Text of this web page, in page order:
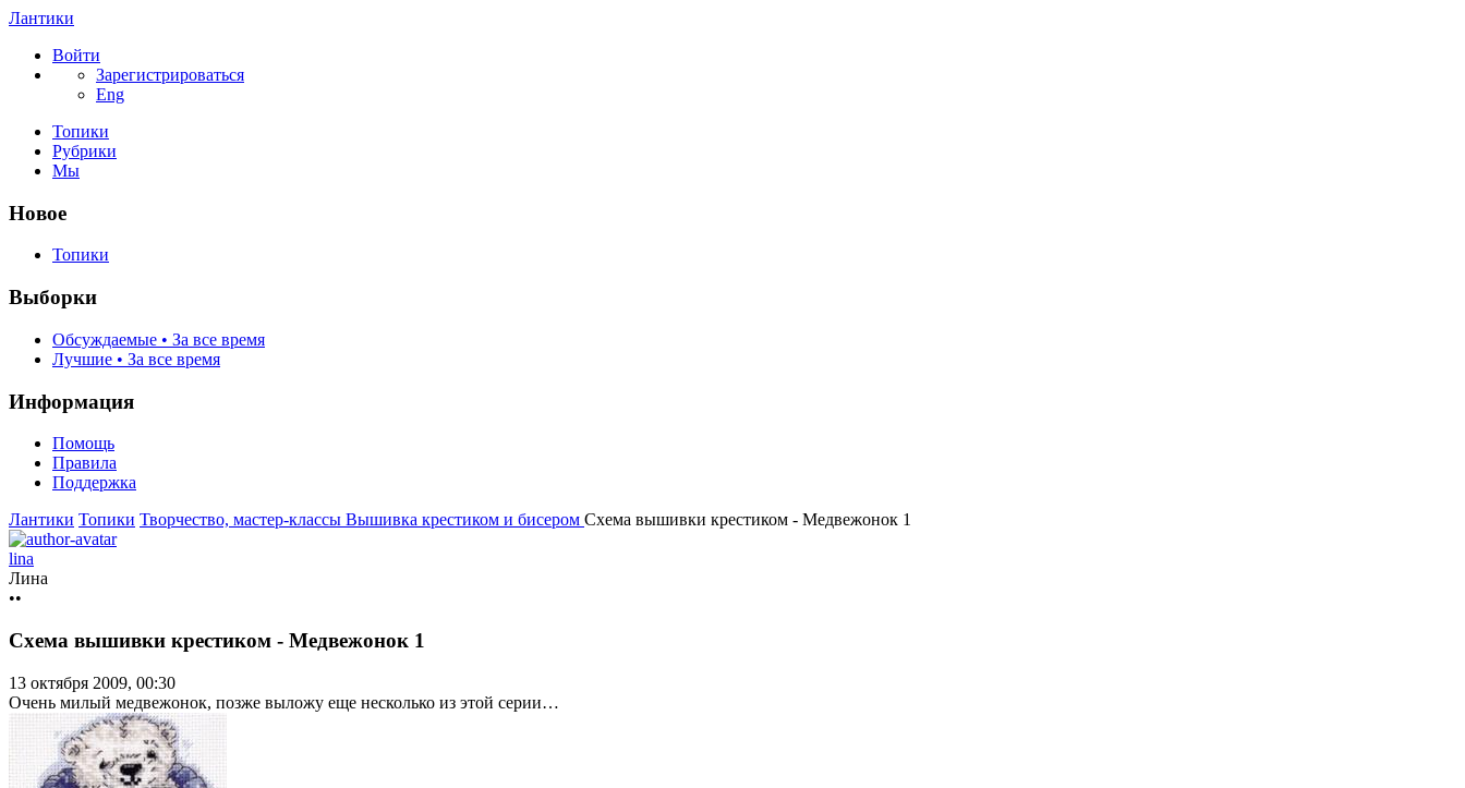
Лантики
Войти
Зарегистрироваться
Eng
Топики
Рубрики
Мы
Новое
Топики
Выборки
Обсуждаемые • За все время
Лучшие • За все время
Информация
Помощь
Правила
Поддержка
Лантики Топики Творчество, мастер-классы Вышивка крестиком и бисером Схема вышивки крестиком - Медвежонок 1
lina
Лина
••
Схема вышивки крестиком - Медвежонок 1
13 октября 2009, 00:30
Очень милый медвежонок, позже выложу еще несколько из этой серии…